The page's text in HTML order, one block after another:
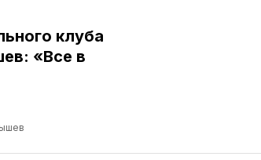
клуба
«Все в